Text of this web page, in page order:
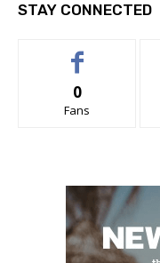
STAY CONNECTED
0
Fans